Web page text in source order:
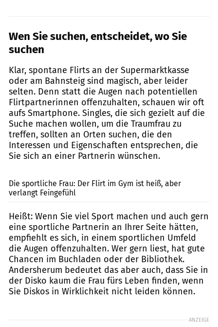
Wen Sie suchen, entscheidet, wo Sie
suchen
Klar, spontane Flirts an der Supermarktkasse
oder am Bahnsteig sind magisch, aber leider
selten. Denn statt die Augen nach potentiellen
Flirtpartnerinnen offenzuhalten, schauen wir oft
aufs Smartphone. Singles, die sich gezielt auf die
Suche machen wollen, um die Traumfrau zu
treffen, sollten an Orten suchen, die den
Interessen und Eigenschaften entsprechen, die
Sie sich an einer Partnerin wünschen.
Die sportliche Frau: Der Flirt im Gym ist heiß, aber
verlangt Feingefühl
Heißt: Wenn Sie viel Sport machen und auch gern
eine sportliche Partnerin an Ihrer Seite hätten,
empfiehlt es sich, in einem sportlichen Umfeld
die Augen offenzuhalten. Wer gern liest, hat gute
Chancen im Buchladen oder der Bibliothek.
Andersherum bedeutet das aber auch, dass Sie in
der Disko kaum die Frau fürs Leben finden, wenn
Sie Diskos in Wirklichkeit nicht leiden können.
ANZEIGE